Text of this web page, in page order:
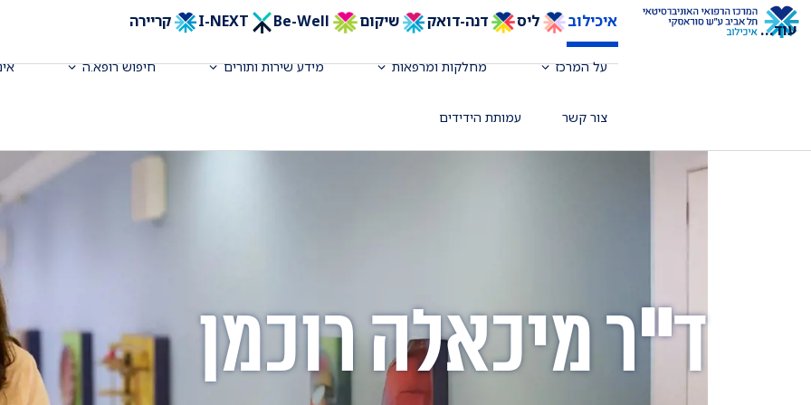
איכילוב ליס דנה-דואק שיקום Be-Well קריירה
על המרכז מחלקות ומרפאות מידע שירות ותורים חיפוש רופא.ה
צור קשר עמותת הידידים
עוד...
ד"ר מיכאלה רוכמן